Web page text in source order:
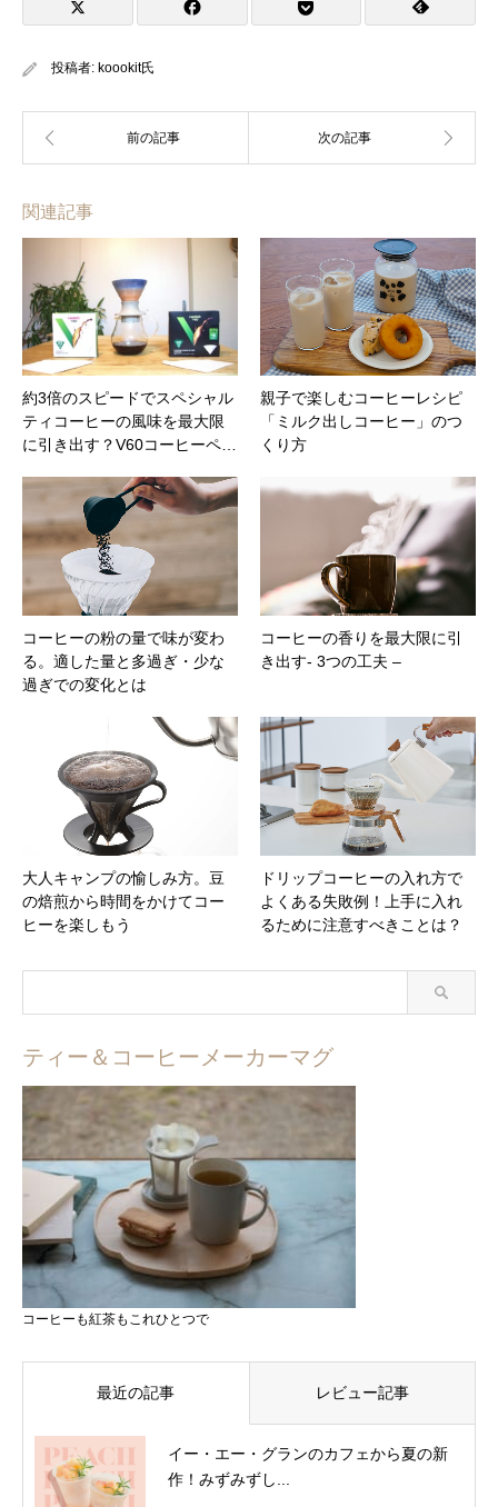
投稿者: koookit氏
関連記事
約3倍のスピードでスペシャル
ティコーヒーの風味を最大限
に引き出す？V60コーヒーペ…
親子で楽しむコーヒーレシピ
「ミルク出しコーヒー」のつ
くり方
コーヒーの粉の量で味が変わ
る。適した量と多過ぎ・少な
過ぎでの変化とは
コーヒーの香りを最大限に引
き出す- 3つの工夫 –
大人キャンプの愉しみ方。豆
の焙煎から時間をかけてコー
ヒーを楽しもう
ドリップコーヒーの入れ方で
よくある失敗例！上手に入れ
るために注意すべきことは？
ティー＆コーヒーメーカーマグ
コーヒーも紅茶もこれひとつで
最近の記事 レビュー記事
イー・エー・グランのカフェから夏の新
作！みずみずし...